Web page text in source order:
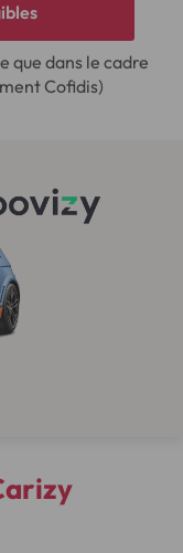
que dans le cadre
Cofidis)